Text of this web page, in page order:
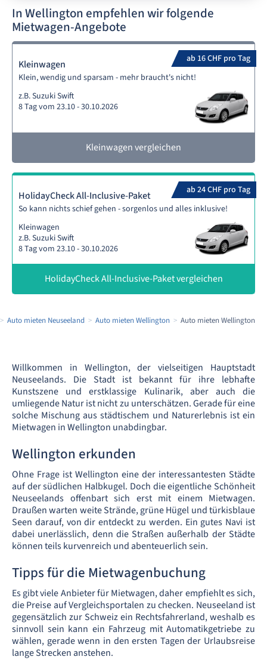
In Wellington empfehlen wir folgende
Mietwagen-Angebote
ab 16 CHF pro Tag
Kleinwagen
Klein, wendig und sparsam - mehr braucht's nicht!
z.B. Suzuki Swift
8 Tag vom 23.10 - 30.10.2026
Kleinwagen vergleichen
ab 24 CHF pro Tag
HolidayCheck All-Inclusive-Paket
So kann nichts schief gehen - sorgenlos und alles inklusive!
Kleinwagen
z.B. Suzuki Swift
8 Tag vom 23.10 - 30.10.2026
HolidayCheck All-Inclusive-Paket vergleichen
Auto mieten Neuseeland Auto mieten Wellington Auto mieten Wellington
Willkommen in Wellington, der vielseitigen Hauptstadt
Neuseelands. Die Stadt ist bekannt für ihre lebhafte
Kunstszene und erstklassige Kulinarik, aber auch die
umliegende Natur ist nicht zu unterschätzen. Gerade für eine
solche Mischung aus städtischem und Naturerlebnis ist ein
Mietwagen in Wellington unabdingbar.
Wellington erkunden
Ohne Frage ist Wellington eine der interessantesten Städte
auf der südlichen Halbkugel. Doch die eigentliche Schönheit
Neuseelands offenbart sich erst mit einem Mietwagen.
Draußen warten weite Strände, grüne Hügel und türkisblaue
Seen darauf, von dir entdeckt zu werden. Ein gutes Navi ist
dabei unerlässlich, denn die Straßen außerhalb der Städte
können teils kurvenreich und abenteuerlich sein.
Tipps für die Mietwagenbuchung
Es gibt viele Anbieter für Mietwagen, daher empfiehlt es sich,
die Preise auf Vergleichsportalen zu checken. Neuseeland ist
gegensätzlich zur Schweiz ein Rechtsfahrerland, weshalb es
sinnvoll sein kann ein Fahrzeug mit Automatikgetriebe zu
wählen, gerade wenn in den ersten Tagen der Urlaubsreise
lange Strecken anstehen.